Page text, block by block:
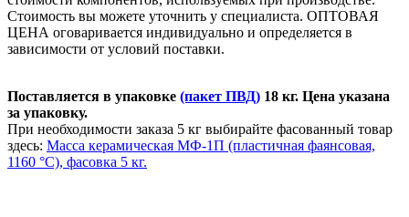
Стоимость вы можете уточнить у специалиста. ОПТОВАЯ
ЦЕНА оговаривается индивидуально и определяется в
зависимости от условий поставки.
Поставляется в упаковке (пакет ПВД) 18 кг. Цена указана
за упаковку.
При необходимости заказа 5 кг выбирайте фасованный товар
здесь: Масса керамическая МФ-1П (пластичная фаянсовая,
1160 °С), фасовка 5 кг.